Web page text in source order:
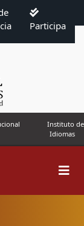
Participa
Instituto de
Idiomas